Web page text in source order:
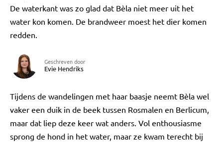
De waterkant was zo glad dat Bèla niet meer uit het
water kon komen. De brandweer moest het dier komen
redden.
Geschreven door
Evie Hendriks
Tijdens de wandelingen met haar baasje neemt Bèla wel
vaker een duik in de beek tussen Rosmalen en Berlicum,
maar dat liep deze keer wat anders. Vol enthousiasme
sprong de hond in het water, maar ze kwam terecht bij